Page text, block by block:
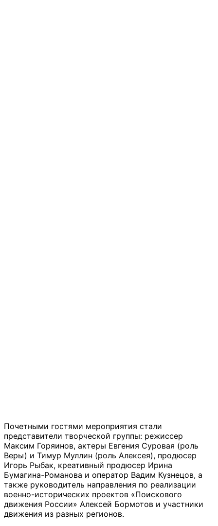
Почетными гостями мероприятия стали
представители творческой группы: режиссер
Максим Горяинов, актеры Евгения Суровая (роль
Веры) и Тимур Муллин (роль Алексея), продюсер
Игорь Рыбак, креативный продюсер Ирина
Бумагина-Романова и оператор Вадим Кузнецов, а
также руководитель направления по реализации
военно-исторических проектов «Поискового
движения России» Алексей Бормотов и участники
движения из разных регионов.